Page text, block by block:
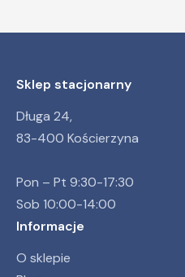
Sklep stacjonarny
Długa 24,
83-400 Kościerzyna
Pon – Pt 9:30-17:30
Sob 10:00-14:00
Informacje
O sklepie